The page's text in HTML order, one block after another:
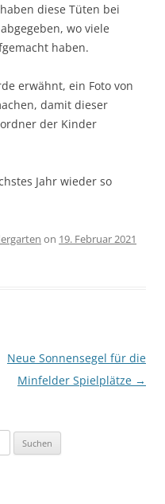
diese Tüten bei
wo viele
haben.
erwähnt, ein Foto von
damit dieser
der Kinder
Jahr wieder so
on 19. Februar 2021
Neue Sonnensegel für die
Minfelder Spielplätze →